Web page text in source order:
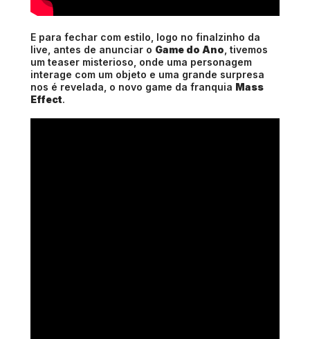
E para fechar com estilo, logo no finalzinho da
live, antes de anunciar o Game do Ano , tivemos
um teaser misterioso, onde uma personagem
interage com um objeto e uma grande surpresa
nos é revelada, o novo game da franquia Mass
Effect.